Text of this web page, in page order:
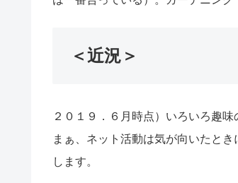
＜近況＞
２０１９．６月時点）いろいろ趣
まぁ、ネット活動は気が向いたと
します。